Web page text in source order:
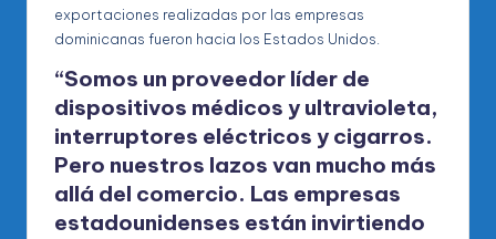
exportaciones realizadas por las empresas
dominicanas fueron hacia los Estados Unidos.
“Somos un proveedor líder de
dispositivos médicos y ultravioleta,
interruptores eléctricos y cigarros.
Pero nuestros lazos van mucho más
allá del comercio. Las empresas
estadounidenses están invirtiendo